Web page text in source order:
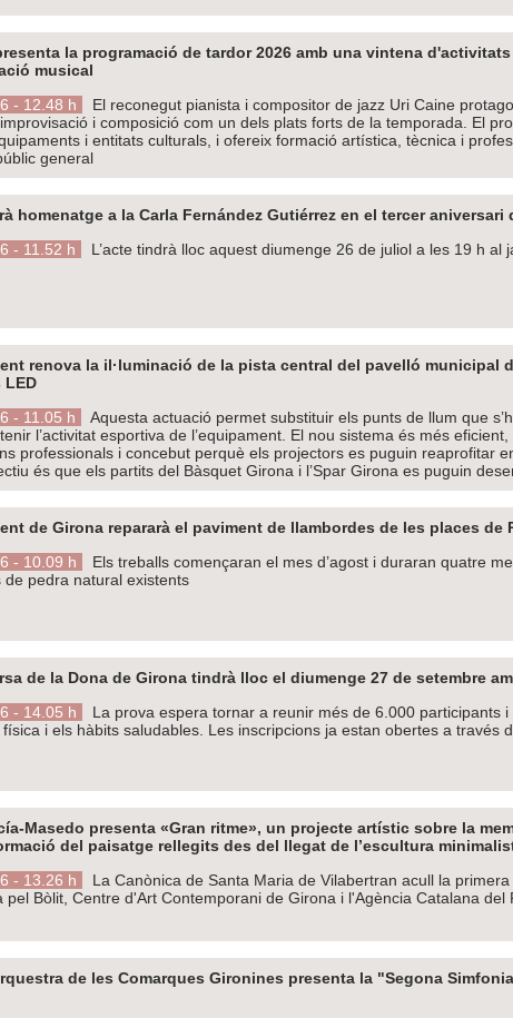
la programació de tardor 2026 amb una vintena
musical
- 12.48 h
El reconegut pianista i compositor de jazz Uri Caine
i composició com un dels plats forts de la temporada. El
i entitats culturals, i ofereix formació artística, tècnica i
general
homenatge a la Carla Fernández Gutiérrez en el tercer
- 11.52 h
L’acte tindrà lloc aquest diumenge 26 de juliol a les 19 h al
renova la il·luminació de la pista central del pavelló municipal
LED
- 11.05 h
Aquesta actuació permet substituir els punts de llum que
l’activitat esportiva de l’equipament. El nou sistema és més
professionals i concebut perquè els projectors es puguin reaprofitar
és que els partits del Bàsquet Girona i l’Spar Girona es puguin
de Girona repararà el paviment de llambordes de les places de
- 10.09 h
Els treballs començaran el mes d’agost i duraran quatre
de pedra natural existents
de la Dona de Girona tindrà lloc el diumenge 27 de setembre
- 14.05 h
La prova espera tornar a reunir més de 6.000 participants
i els hàbits saludables. Les inscripcions ja estan obertes a través
Masedo presenta «Gran ritme», un projecte artístic sobre la
del paisatge rellegits des del llegat de l’escultura
- 13.26 h
La Canònica de Santa Maria de Vilabertran acull la
pel Bòlit, Centre d'Art Contemporani de Girona i l'Agència Catalana del
de les Comarques Gironines presenta la "Segona